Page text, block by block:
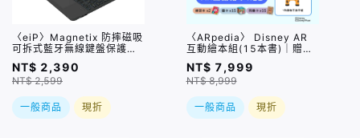
〈eiP〉Magnetix 防摔磁吸
可拆式藍牙無線鍵盤保護殼
含觸控板 / 兩色,兩種規格
NT$ 2,390
NT$ 2,599
一般商品 現折
〈ARpedia〉 Disney AR
互動繪本組(15本書)｜贈
SPOTTY Mirror
NT$ 7,999
NT$ 8,999
一般商品 現折